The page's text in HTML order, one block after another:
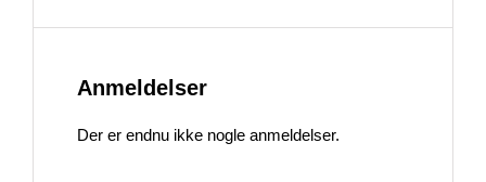
Anmeldelser
Der er endnu ikke nogle anmeldelser.